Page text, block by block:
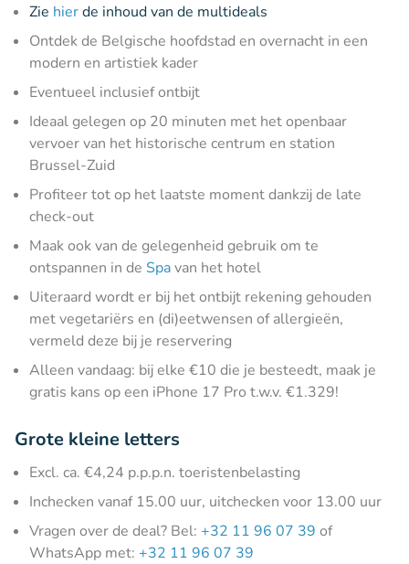
Zie hierde inhoud van de multideals
Ontdek de Belgische hoofdstad en overnacht in een
modern en artistiek kader
Eventueel inclusief ontbijt
Ideaal gelegen op 20 minuten met het openbaar
vervoer van het historische centrum en station
Brussel-Zuid
Profiteer tot op het laatste moment dankzij de late
check-out
Maak ook van de gelegenheid gebruik om te
ontspannen in de Spavan het hotel
Uiteraard wordt er bij het ontbijt rekening gehouden
met vegetariërs en (di)eetwensen of allergieën,
vermeld deze bij je reservering
Alleen vandaag: bij elke €10 die je besteedt, maak je
gratis kans op een iPhone 17 Pro t.w.v. €1.329!
Grote kleine letters
Excl. ca. €4,24 p.p.p.n. toeristenbelasting
Inchecken vanaf 15.00 uur, uitchecken voor 13.00 uur
Vragen over de deal? Bel: +32 11 96 07 39 of
WhatsApp met: +32 11 96 07 39